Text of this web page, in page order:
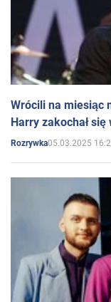
Wrócili na miesiąc
Harry zakochał
Rozrywka05.03.2025